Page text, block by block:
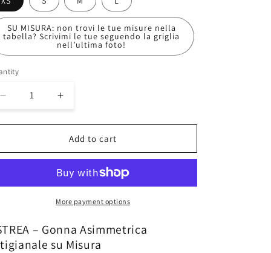
o
n
SU MISURA: non trovi le tue misure nella
tabella? Scrivimi le tue seguendo la griglia
nell’ultima foto!
Decrease
for
skirt
Increase
for
ASTREA
skirt
Add to cart
More payment options
– Gonna Asimmetrica
su Misura